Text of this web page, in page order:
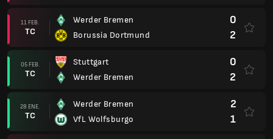
11 FEB.
TC
Werder Bremen
Borussia Dortmund
0
2
05 FEB.
TC
Stuttgart
Werder Bremen
0
2
28 ENE.
TC
Werder Bremen
VfL Wolfsburgo
2
1